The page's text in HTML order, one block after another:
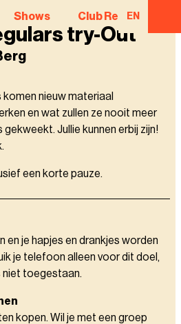
Shows Club Regulars
EN
try-Out
nieuw materiaal
en wat zullen ze nooit meer
Jullie kunnen erbij zijn!
een korte pauze.
en je hapjes en drankjes worden
je telefoon alleen voor dit doel,
niet toegestaan.
kopen. Wil je met een groep